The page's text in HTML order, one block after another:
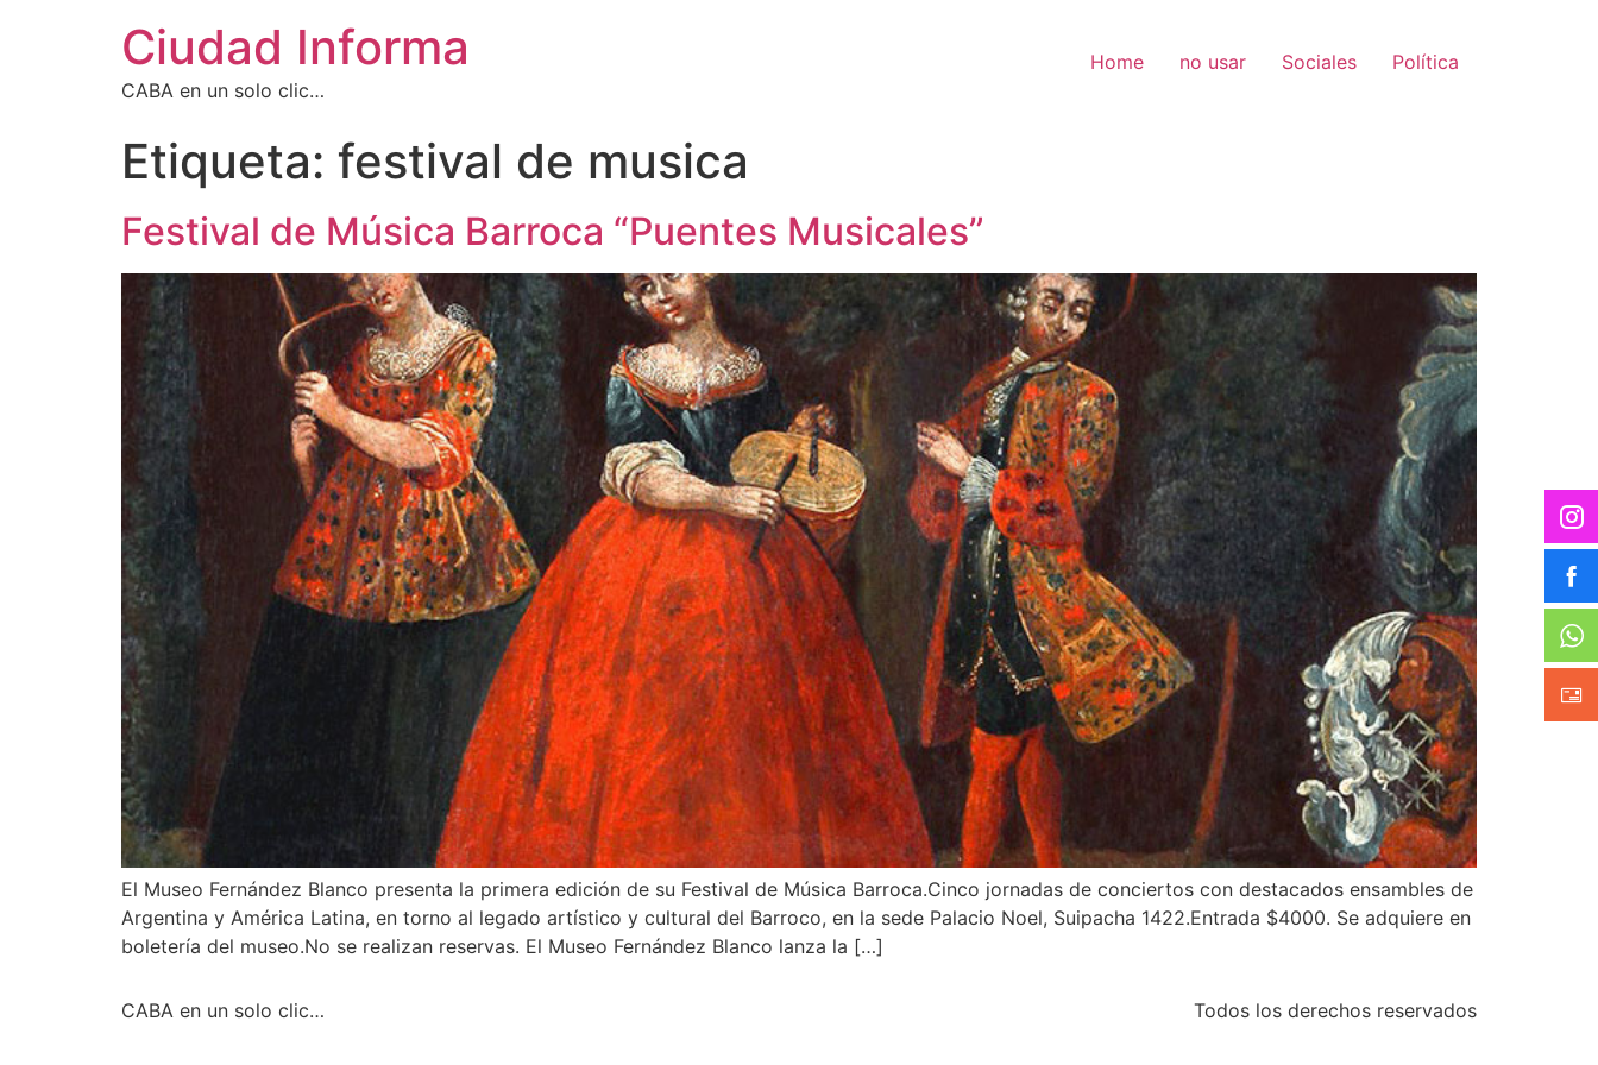
Ciudad Informa
CABA en un solo clic…
Home no usar Sociales Política
Etiqueta: festival de musica
Festival de Música Barroca “Puentes Musicales”
El Museo Fernández Blanco presenta la primera edición de su Festival de Música Barroca.Cinco jornadas de conciertos con destacados ensambles de
Argentina y América Latina, en torno al legado artístico y cultural del Barroco, en la sede Palacio Noel, Suipacha 1422.Entrada $4000. Se adquiere en
boletería del museo.No se realizan reservas. El Museo Fernández Blanco lanza la […]
CABA en un solo clic… Todos los derechos reservados